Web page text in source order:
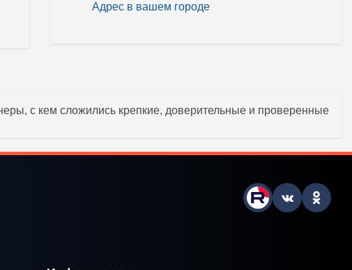
Адрес в вашем городе
с кем сложились крепкие, доверительные и проверенные